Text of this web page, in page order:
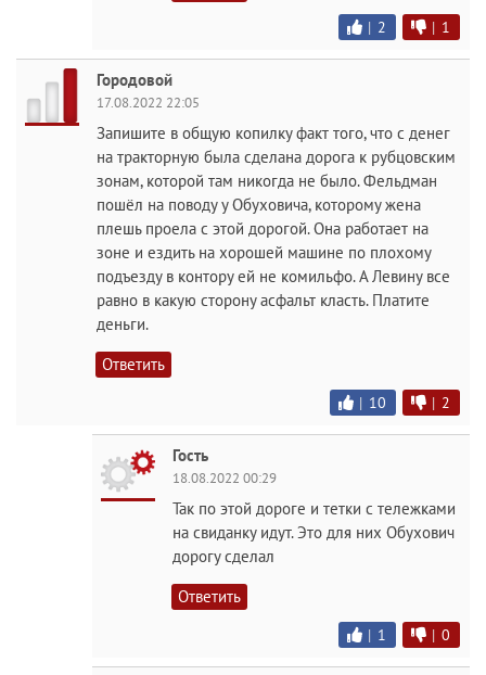
| 2 | 1
Городовой
17.08.2022 22:05
Запишите в общую копилку факт того, что с денег
на тракторную была сделана дорога к рубцовским
зонам, которой там никогда не было. Фельдман
пошёл на поводу у Обуховича, которому жена
плешь проела с этой дорогой. Она работает на
зоне и ездить на хорошей машине по плохому
подъезду в контору ей не комильфо. А Левину все
равно в какую сторону асфальт класть. Платите
деньги.
Ответить
| 10 | 2
Гость
18.08.2022 00:29
Так по этой дороге и тетки с тележками
на свиданку идут. Это для них Обухович
дорогу сделал
Ответить
| 1 | 0